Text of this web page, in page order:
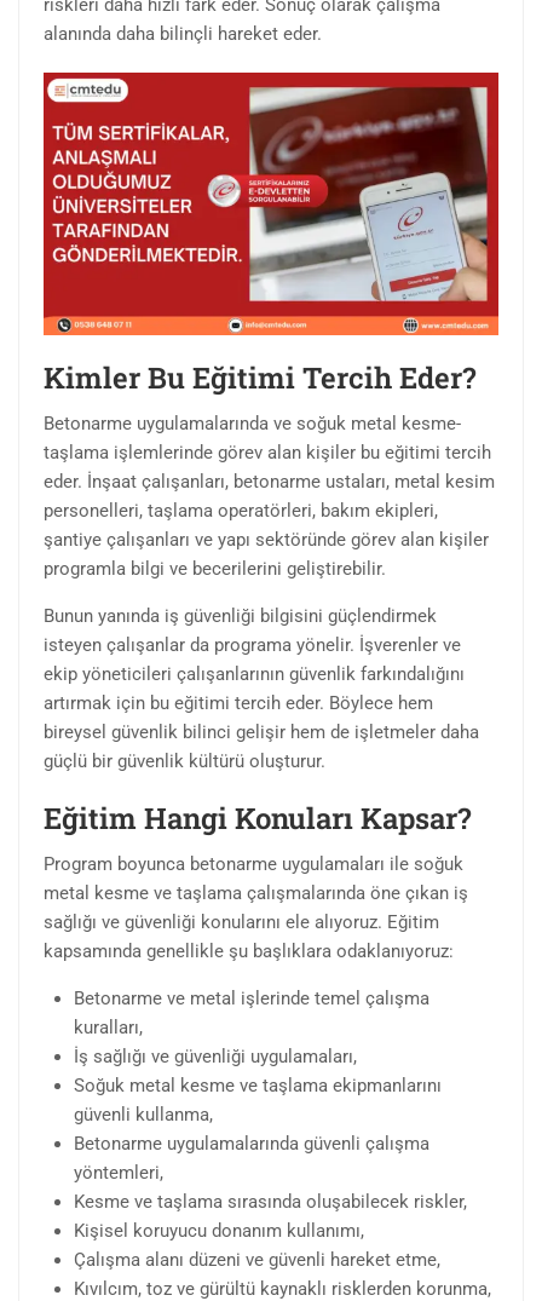
riskleri daha hızlı fark eder. Sonuç olarak çalışma
alanında daha bilinçli hareket eder.
Kimler Bu Eğitimi Tercih Eder?
Betonarme uygulamalarında ve soğuk metal kesme-
taşlama işlemlerinde görev alan kişiler bu eğitimi tercih
eder. İnşaat çalışanları, betonarme ustaları, metal kesim
personelleri, taşlama operatörleri, bakım ekipleri,
şantiye çalışanları ve yapı sektöründe görev alan kişiler
programla bilgi ve becerilerini geliştirebilir.
Bunun yanında iş güvenliği bilgisini güçlendirmek
isteyen çalışanlar da programa yönelir. İşverenler ve
ekip yöneticileri çalışanlarının güvenlik farkındalığını
artırmak için bu eğitimi tercih eder. Böylece hem
bireysel güvenlik bilinci gelişir hem de işletmeler daha
güçlü bir güvenlik kültürü oluşturur.
Eğitim Hangi Konuları Kapsar?
Program boyunca betonarme uygulamaları ile soğuk
metal kesme ve taşlama çalışmalarında öne çıkan iş
sağlığı ve güvenliği konularını ele alıyoruz. Eğitim
kapsamında genellikle şu başlıklara odaklanıyoruz:
Betonarme ve metal işlerinde temel çalışma
kuralları,
İş sağlığı ve güvenliği uygulamaları,
Soğuk metal kesme ve taşlama ekipmanlarını
güvenli kullanma,
Betonarme uygulamalarında güvenli çalışma
yöntemleri,
Kesme ve taşlama sırasında oluşabilecek riskler,
Kişisel koruyucu donanım kullanımı,
Çalışma alanı düzeni ve güvenli hareket etme,
Kıvılcım, toz ve gürültü kaynaklı risklerden korunma,